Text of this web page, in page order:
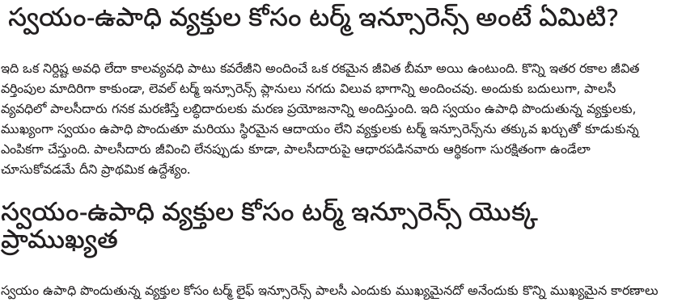
స్వయం-ఉపాధి వ్యక్తుల కోసం టర్మ్ ఇన్సూరెన్స్ అంటే ఏమిటి?
ఇది ఒక నిర్దిష్ట అవధి లేదా కాలవ్యవధి పాటు కవరేజీని అందించే ఒక రకమైన జీవిత బీమా అయి ఉంటుంది. కొన్ని ఇతర రకాల జీవిత
వర్తింపుల మాదిరిగా కాకుండా, లెవల్ టర్మ్ ఇన్సూరెన్స్ ప్లానులు నగదు విలువ భాగాన్ని అందించవు. అందుకు బదులుగా, పాలసీ
వ్యవధిలో పాలసీదారు గనక మరణిస్తే లబ్ధిదారులకు మరణ ప్రయోజనాన్ని అందిస్తుంది. ఇది స్వయం ఉపాధి పొందుతున్న వ్యక్తులకు,
ముఖ్యంగా స్వయం ఉపాధి పొందుతూ మరియు స్థిరమైన ఆదాయం లేని వ్యక్తులకు టర్మ్ ఇన్సూరెన్స్‌ను తక్కువ ఖర్చుతో కూడుకున్న
ఎంపికగా చేస్తుంది. పాలసీదారు జీవించి లేనప్పుడు కూడా, పాలసీదారుపై ఆధారపడినవారు ఆర్థికంగా సురక్షితంగా ఉండేలా
చూసుకోవడమే దీని ప్రాథమిక ఉద్దేశ్యం.
స్వయం-ఉపాధి వ్యక్తుల కోసం టర్మ్ ఇన్సూరెన్స్ యొక్క
ప్రాముఖ్యత
స్వయం ఉపాధి పొందుతున్న వ్యక్తుల కోసం టర్మ్ లైఫ్ ఇన్సూరెన్స్ పాలసీ ఎందుకు ముఖ్యమైనదో అనేందుకు కొన్ని ముఖ్యమైన కారణాలు